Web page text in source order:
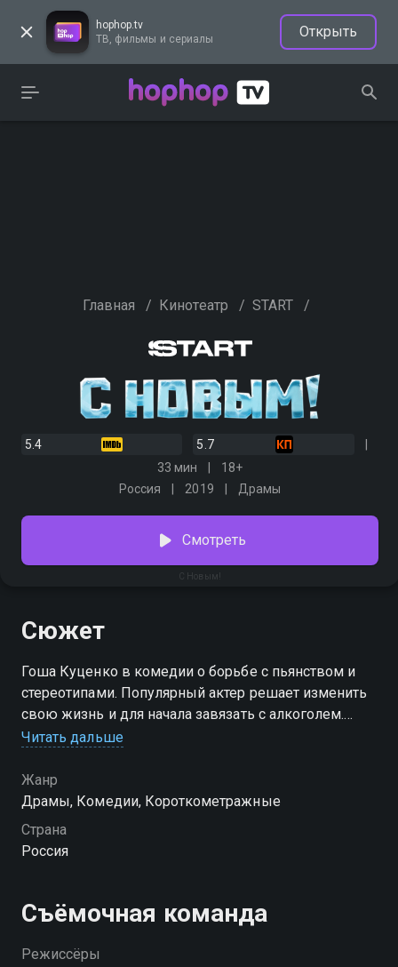
hophop.tv
ТВ, фильмы и сериалы
Открыть
Главная / Кинотеатр / START /
5.4
5.7
33 мин
18+
Россия
2019 Драмы
С Новым!
Смотреть
Сюжет
Гоша Куценко в комедии о борьбе с пьянством и
стереотипами. Популярный актер решает изменить
свою жизнь и для начала завязать с алкоголем.
Перемены — это к лучшему. Но немецкий режиссер,
пьющего егеря. Кто кого?
Читать дальше
Жанр
Драмы, Комедии, Короткометражные
Страна
Россия
Съёмочная команда
Режиссёры